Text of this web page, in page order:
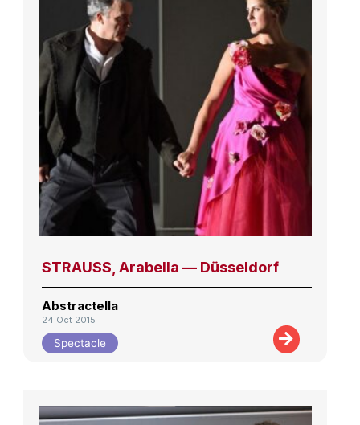
STRAUSS, Arabella — Düsseldorf
Abstractella
24 Oct 2015
Spectacle